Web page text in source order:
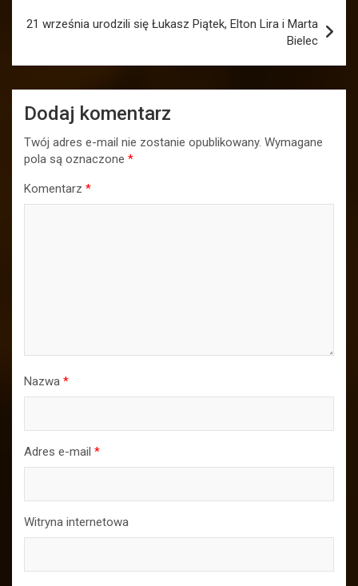
21 września urodzili się Łukasz Piątek, Elton Lira i Marta
Bielec
Dodaj komentarz
Twój adres e-mail nie zostanie opublikowany. Wymagane
pola są oznaczone *
Komentarz *
Nazwa *
Adres e-mail *
Witryna internetowa